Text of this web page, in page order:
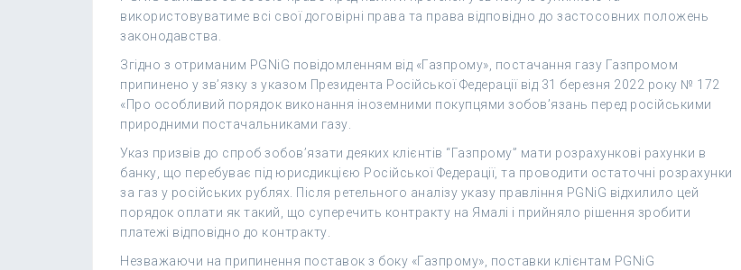
використовуватиме всі свої договірні права та права відповідно до застосовних положень
законодавства.
Згідно з отриманим PGNiG повідомленням від «Газпрому», постачання газу Газпромом
припинено у зв’язку з указом Президента Російської Федерації від 31 березня 2022 року № 172
«Про особливий порядок виконання іноземними покупцями зобов’язань перед російськими
природними постачальниками газу.
Указ призвів до спроб зобов’язати деяких клієнтів “Газпрому” мати розрахункові рахунки в
банку, що перебуває під юрисдикцією Російської Федерації, та проводити остаточні розрахунки
за газ у російських рублях. Після ретельного аналізу указу правління PGNiG відхилило цей
порядок оплати як такий, що суперечить контракту на Ямалі і прийняло рішення зробити
платежі відповідно до контракту.
Незважаючи на припинення поставок з боку «Газпрому», поставки клієнтам PGNiG